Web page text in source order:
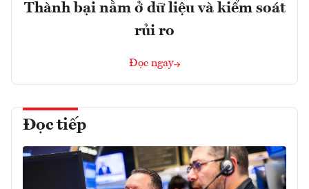
Thành bại nằm ở dữ liệu và kiểm soát
rủi ro
Đọc ngay
Đọc tiếp